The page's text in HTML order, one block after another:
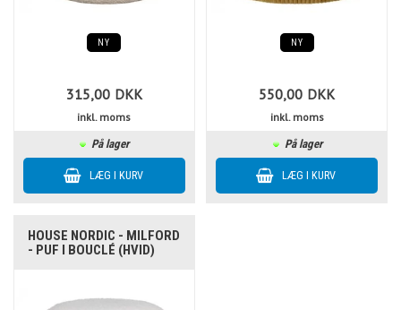
NY
315,00 DKK
inkl. moms
På lager
NY
550,00 DKK
inkl. moms
På lager
HOUSE NORDIC - MILFORD
- PUF I BOUCLÉ (HVID)